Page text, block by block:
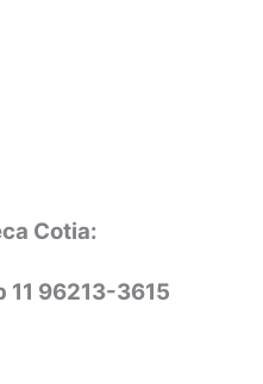
Cotia:
11 96213-3615